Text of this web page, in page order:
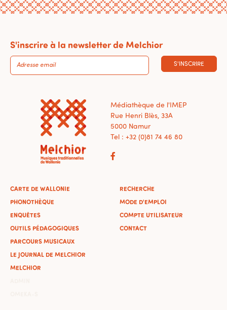
S'inscrire à la newsletter de Melchior
S'INSCRIRE
Médiathèque de l'IMEP
Rue Henri Blès, 33A
5000 Namur
Tel : +32 (0)81 74 46 80
CARTE DE WALLONIE
PHONOTHÈQUE
ENQUÊTES
OUTILS PÉDAGOGIQUES
PARCOURS MUSICAUX
LE JOURNAL DE MELCHIOR
MELCHIOR
RECHERCHE
MODE D'EMPLOI
COMPTE UTILISATEUR
CONTACT